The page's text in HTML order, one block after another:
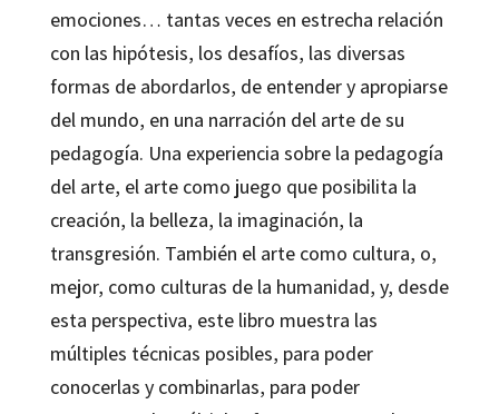
emociones… tantas veces en estrecha relación
con las hipótesis, los desafíos, las diversas
formas de abordarlos, de entender y apropiarse
del mundo, en una narración del arte de su
pedagogía. Una experiencia sobre la pedagogía
del arte, el arte como juego que posibilita la
creación, la belleza, la imaginación, la
transgresión. También el arte como cultura, o,
mejor, como culturas de la humanidad, y, desde
esta perspectiva, este libro muestra las
múltiples técnicas posibles, para poder
conocerlas y combinarlas, para poder